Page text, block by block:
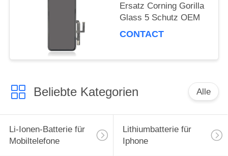
Ersatz Corning Gorilla
Glass 5 Schutz OEM
CONTACT
Beliebte Kategorien Alle
Li-Ionen-Batterie für
Mobiltelefone
Lithiumbatterie für
Iphone